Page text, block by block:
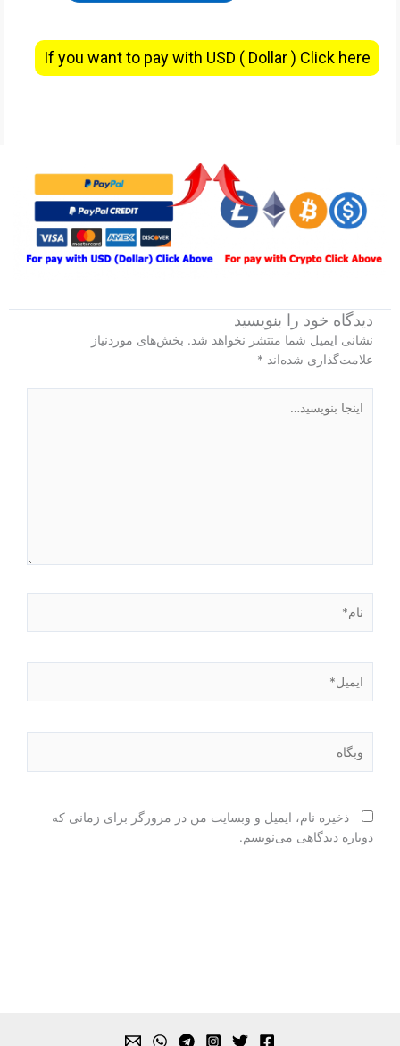
If you want to pay with USD ( Dollar ) Click here
دیدگاه‌ خود را بنویسید
نشانی ایمیل شما منتشر نخواهد شد. بخش‌های موردنیاز
علامت‌گذاری شده‌اند *
بنویسید…
ذخیره نام، ایمیل و وبسایت من در مرورگر برای زمانی که
دوباره دیدگاهی می‌نویسم.